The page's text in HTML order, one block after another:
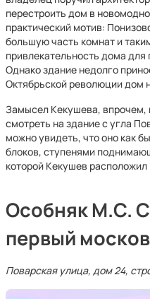
перестроить дом в
практический мотив:
большую часть комнат и
привлекательность дома
Однако здание недолго
Октябрьской революции дом
Замысел Кекушева, впрочем,
смотреть на здание с угла
можно увидеть, что оно как
блоков, ступенями
которой Кекушев расположил
Особняк М.С.
первый
Поварская улица, дом 24,